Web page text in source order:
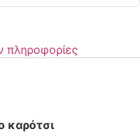
πληροφορίες
καρότσι